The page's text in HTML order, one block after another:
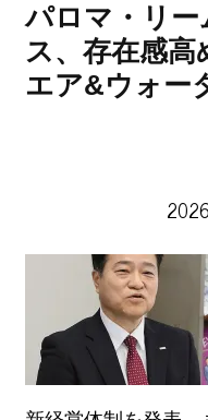
パロマ・リ
ス、存在感高
エア&ウォー